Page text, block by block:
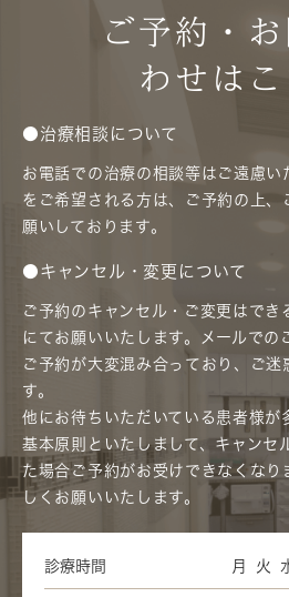
ご予約・
わせはこ
●治療相談について
お電話での治療の相談等はご遠慮い
をご希望される方は、ご予約の上、
願いしております。
●キャンセル・変更について
ご予約のキャンセル・ご変更はでき
にてお願いいたします。メールでの
ご予約が大変混み合っており、ご迷
す。
他にお待ちいただいている患者様が
基本原則といたしまして、キャンセ
た場合ご予約がお受けできなくなり
しくお願いいたします。
診療時間 月 火